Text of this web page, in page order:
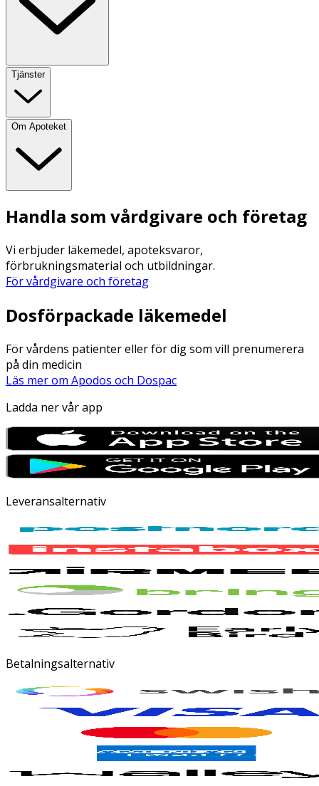
Tjänster
Om Apoteket
Handla som vårdgivare och företag
Vi erbjuder läkemedel, apoteksvaror,
förbrukningsmaterial och utbildningar.
För vårdgivare och företag
Dosförpackade läkemedel
För vårdens patienter eller för dig som vill prenumerera
på din medicin
Läs mer om Apodos och Dospac
Ladda ner vår app
Leveransalternativ
Betalningsalternativ